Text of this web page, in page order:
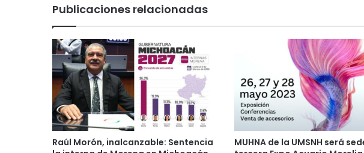
Publicaciones relacionadas
Raúl Morón, inalcanzable: Sentencia
MUHNA de la UMSNH será